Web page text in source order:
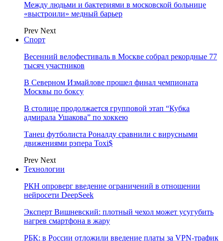
Между людьми и бактериями в московской больнице
«выстроили» медный барьер
Prev Next
Спорт
Весенний велофестиваль в Москве собрал рекордные 77
тысяч участников
В Северном Измайлове прошел финал чемпионата
Москвы по боксу
В столице продолжается групповой этап “Кубка
адмирала Ушакова” по хоккею
Танец футболиста Роналду сравнили с вирусными
движениями рэпера Toxi$
Prev Next
Технологии
РКН опроверг введение ограничений в отношении
нейросети DeepSeek
Эксперт Вишневский: плотный чехол может усугубить
нагрев смартфона в жару
РБК: в России отложили введение платы за VPN-трафик